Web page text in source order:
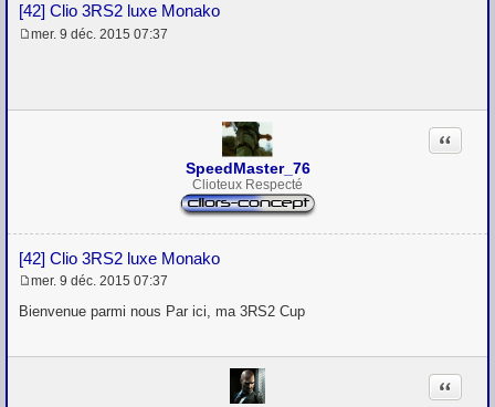
[42] Clio 3RS2 luxe Monako
a
mer. 9 déc. 2015 07:37
SpeedMaster_76
Clioteux Respecté
[42] Clio 3RS2 luxe Monako
Citation
e
a
mer. 9 déc. 2015 07:37
Bienvenue parmi nous Par ici, ma 3RS2 Cup
Citation